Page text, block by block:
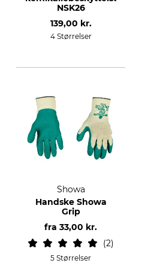
NSK26
139,00 kr.
4 Størrelser
Showa
Handske Showa
Grip
fra 33,00 kr.
2
5 Størrelser